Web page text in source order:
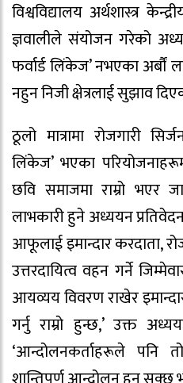
विश्वविद्यालय अर्थशास्त्र
ज्ञवालीले संयोजन गरेको
फर्वार्ड लिंकेज’ नभएका अर्बौं
नहुन निजी क्षेत्रलाई सुझाव
ठूलो मात्रामा रोजगारी
लिंकेज’ भएका
छवि समाजमा राम्रो
लाभकारी हुने अध्ययन
आफूलाई इमान्दार करदाता,
उत्तरदायित्व वहन गर्ने
आयव्यय विवरण राखेर
गर्नु राम्रो हुन्छ,’ उक्त
‘आन्दोलनकर्ताहरूले पनि